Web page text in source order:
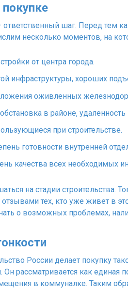
шаг. Перед тем
несколько моментов, на
от центра города.
инфраструктуры, хороших
оживленных
в районе,
при строительстве.
готовности внутренней
качества всех необходимых
на стадии строительства.
отзывами тех, кто уже живет в
о возможных проблемах,
России делает покупку
Он рассматривается как
в коммуналке. Таким